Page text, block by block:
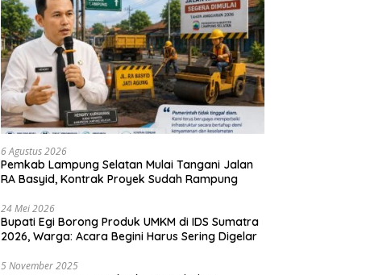
6 Agustus 2026
Pemkab Lampung Selatan Mulai Tangani Jalan
RA Basyid, Kontrak Proyek Sudah Rampung
24 Mei 2026
Bupati Egi Borong Produk UMKM di IDS Sumatra
2026, Warga: Acara Begini Harus Sering Digelar
5 November 2025